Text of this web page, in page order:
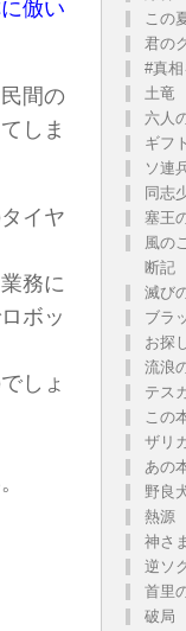
倣い
間の
しま
イヤ
務に
ボッ
しょ
この
君の
#真
土竜
六人
ギフ
ソ連
同志
塞王
風の
断記
滅び
ブラ
お探
流浪
テス
この
ザリ
あの
野良
熱源
神さ
逆ソ
首里
破局